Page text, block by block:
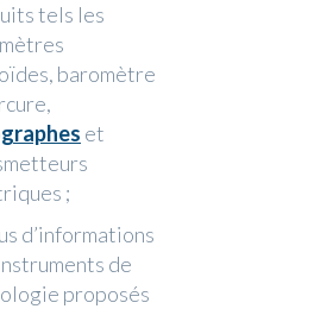
tels les
baromètre
et
;
d’informations
de
proposés